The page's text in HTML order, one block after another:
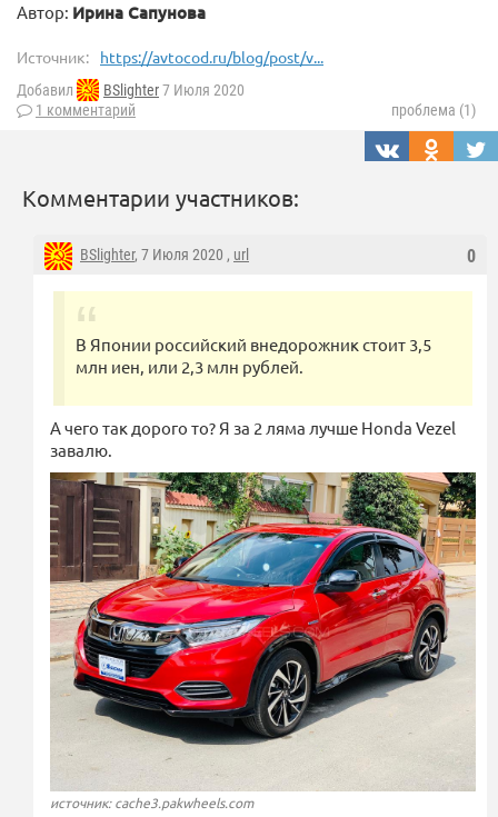
Автор: Ирина Сапунова
Источник: https://avtocod.ru/blog/post/v...
Добавил BSlighter7 Июля 2020
1 комментарий
проблема (1)
Комментарии участников:
0
BSlighter, 7 Июля 2020 , url
В Японии российский внедорожник стоит 3,5
млн иен, или 2,3 млн рублей.
А чего так дорого то? Я за 2 ляма лучше Honda Vezel
завалю.
источник: cache3.pakwheels.com